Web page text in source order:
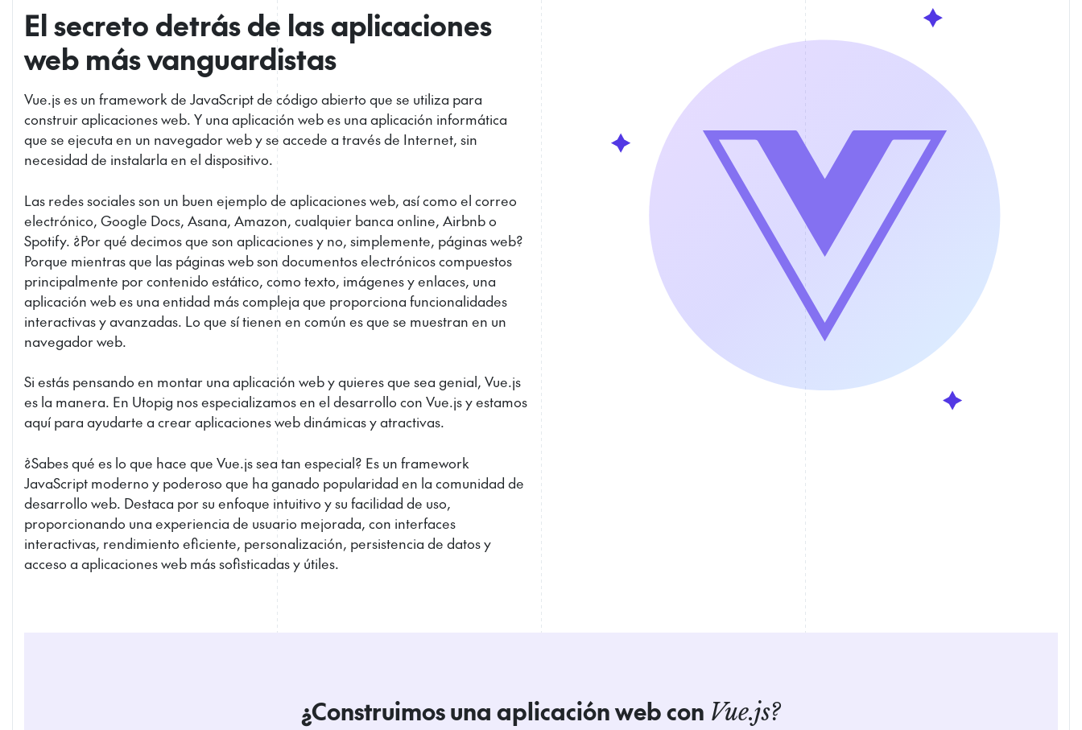
El secreto detrás de las aplicaciones
web más vanguardistas
Vue.js es un framework de JavaScript de código abierto que se utiliza para
construir aplicaciones web. Y una aplicación web es una aplicación informática
que se ejecuta en un navegador web y se accede a través de Internet, sin
necesidad de instalarla en el dispositivo.
Las redes sociales son un buen ejemplo de aplicaciones web, así como el correo
electrónico, Google Docs, Asana, Amazon, cualquier banca online, Airbnb o
Spotify. ¿Por qué decimos que son aplicaciones y no, simplemente, páginas web?
Porque mientras que las páginas web son documentos electrónicos compuestos
principalmente por contenido estático, como texto, imágenes y enlaces, una
aplicación web es una entidad más compleja que proporciona funcionalidades
interactivas y avanzadas. Lo que sí tienen en común es que se muestran en un
navegador web.
Si estás pensando en montar una aplicación web y quieres que sea genial, Vue.js
es la manera. En Utopig nos especializamos en el desarrollo con Vue.js y estamos
aquí para ayudarte a crear aplicaciones web dinámicas y atractivas.
¿Sabes qué es lo que hace que Vue.js sea tan especial? Es un framework
JavaScript moderno y poderoso que ha ganado popularidad en la comunidad de
desarrollo web. Destaca por su enfoque intuitivo y su facilidad de uso,
proporcionando una experiencia de usuario mejorada, con interfaces
interactivas, rendimiento eficiente, personalización, persistencia de datos y
acceso a aplicaciones web más sofisticadas y útiles.
¿Construimos una aplicación web con Vue.js?